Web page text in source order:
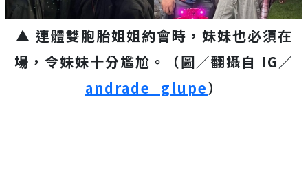
▲ 連體雙胞胎姐姐約會時，妹妹也必須在
場，令妹妹十分尷尬。（圖／翻攝自 IG／
andrade_glupe）